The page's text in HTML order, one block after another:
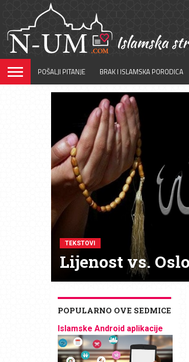
POŠALJI PITANJE BRAK I ISLAMSKA PORODICA
TEKSTOVI
Lijenost vs.
POPULARNO OVE SEDMICE
Islamske Android aplikacije